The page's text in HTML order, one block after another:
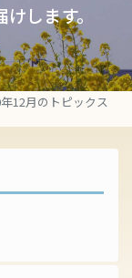
します。
12月のトピックス